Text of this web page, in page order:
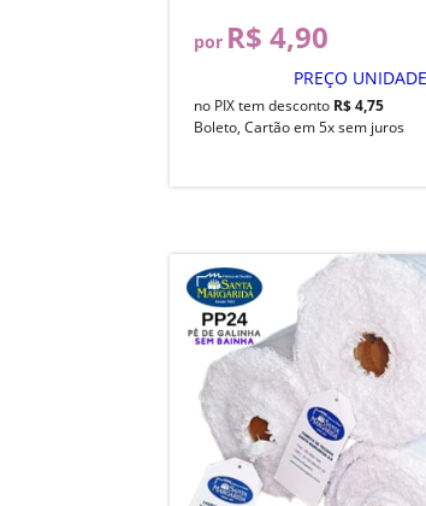
por R$ 4,90
PREÇO UNIDADE
no PIX tem desconto R$ 4,75
Boleto, Cartão em 5x sem juros